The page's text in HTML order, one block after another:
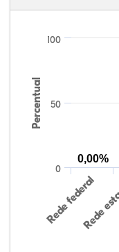
Percentual
Rede federal
Rede
0
50
100
0,00%